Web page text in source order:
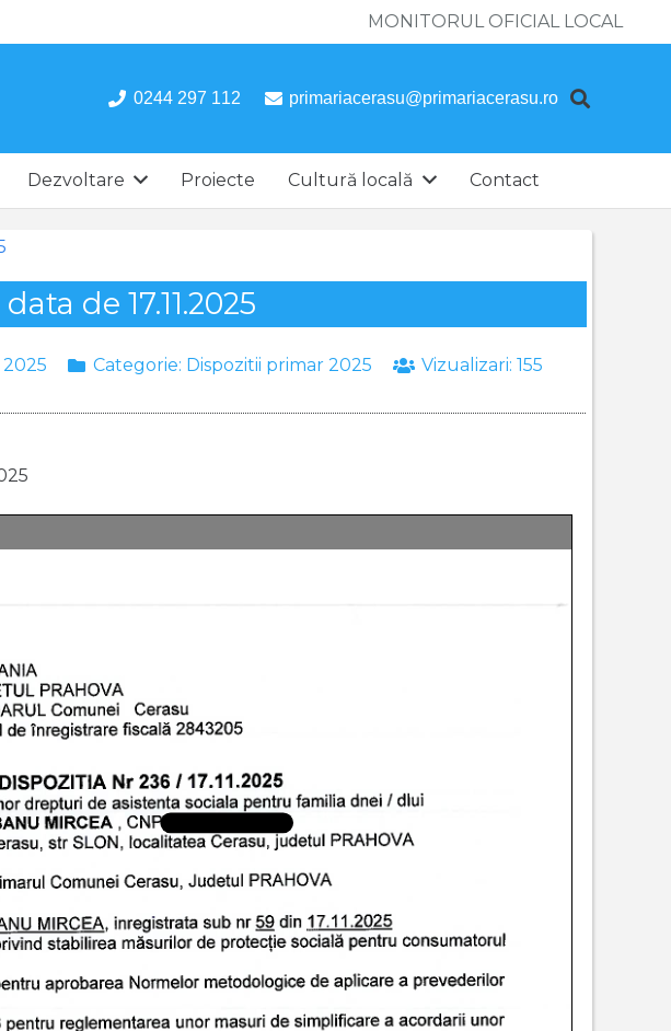
MONITORUL OFICIAL LOCAL
0244 297 112 primariacerasu@primariacerasu.ro
Dezvoltare Proiecte Cultură locală Contact
de 17.11.2025
Categorie: Dispozitii primar 2025 Vizualizari:155